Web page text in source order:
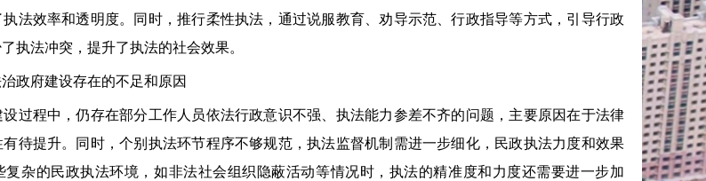
法效率和透明度。同时，推行柔性执法，通过说服教育、劝导示范、行政指导等方式，引导行政
执法冲突，提升了执法的社会效果。
府建设存在的不足和原因
程中，仍存在部分工作人员依法行政意识不强、执法能力参差不齐的问题，主要原因在于法律
待提升。同时，个别执法环节程序不够规范，执法监督机制需进一步细化，民政执法力度和效果
复杂的民政执法环境，如非法社会组织隐蔽活动等情况时，执法的精准度和力度还需要进一步加